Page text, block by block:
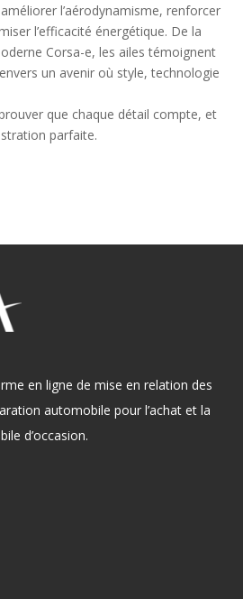
l’aérodynamisme, renforcer
l’efficacité énergétique. De la
Corsa-e, les ailes témoignent
envers un avenir où style, technologie
que chaque détail compte, et
parfaite.
en ligne de mise en relation des
automobile pour l’achat et la
d’occasion.